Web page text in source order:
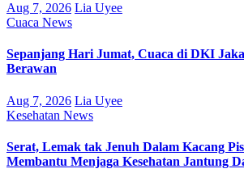
Aug 7, 2026 Lia Uyee
Cuaca News
Sepanjang Hari Jumat, Cuaca di DKI
Berawan
Aug 7, 2026 Lia Uyee
Kesehatan News
Serat, Lemak tak Jenuh Dalam Kacang
Membantu Menjaga Kesehatan Jantung